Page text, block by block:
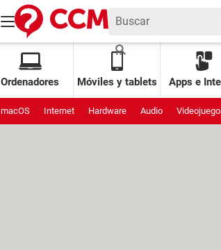
Ordenadores Móviles y tablets Apps e
macOS Internet Hardware Audio